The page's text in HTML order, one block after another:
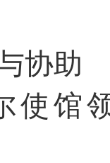
协助
使馆